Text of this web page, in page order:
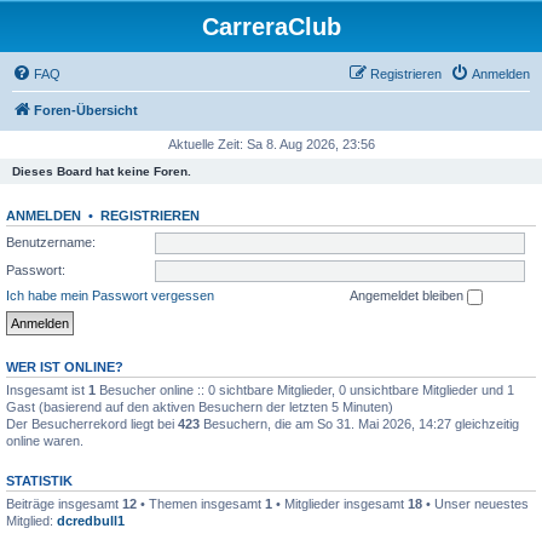
CarreraClub
FAQ Anmelden
Registrieren
Foren-Übersicht
Aktuelle Zeit: Sa 8. Aug 2026, 23:56
Dieses Board hat keine Foren.
ANMELDEN • REGISTRIEREN
Benutzername:
Passwort:
Ich habe mein Passwort vergessen
Angemeldet bleiben
WER IST ONLINE?
Insgesamt ist 1 Besucher online :: 0 sichtbare Mitglieder, 0 unsichtbare Mitglieder und 1
Gast (basierend auf den aktiven Besuchern der letzten 5 Minuten)
Der Besucherrekord liegt bei 423 Besuchern, die am So 31. Mai 2026, 14:27 gleichzeitig
online waren.
STATISTIK
Beiträge insgesamt 12 • Themen insgesamt 1 • Mitglieder insgesamt 18 • Unser neuestes
Mitglied: dcredbull1